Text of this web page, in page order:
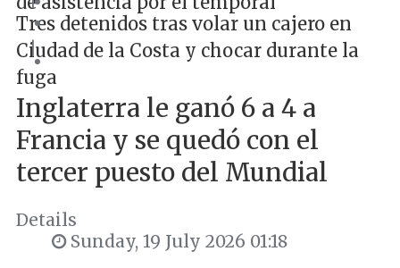
Tres detenidos tras volar un cajero en
Ciudad de la Costa y chocar durante la
fuga
|
Inglaterra le ganó 6 a 4 a
Francia y se quedó con el
tercer puesto del Mundial
Details
Sunday, 19 July 2026 01:18